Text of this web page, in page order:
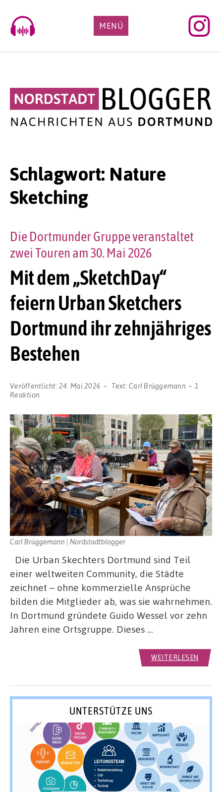
content
MENÜ
Schlagwort: Nature
Sketching
Mit dem „SketchDay“
feiern Urban Sketchers
Dortmund ihr zehnjähriges
Bestehen
Die Dortmunder Gruppe veranstaltet
zwei Touren am 30. Mai 2026
Veröffentlicht:24. Mai 2026 Text:Carl Brüggemann
1
Reaktion
Carl Brüggemann | Nordstadtblogger
Die Urban Skechters Dortmund sind Teil
einer weltweiten Community, die Städte
zeichnet – ohne kommerzielle Ansprüche
bilden die Mitglieder ab, was sie wahrnehmen.
In Dortmund gründete Guido Wessel vor zehn
Jahren eine Ortsgruppe. Dieses …
WEITERLESEN
UNTERSTÜTZE UNS